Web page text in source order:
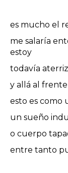
es mucho el
me salaría
estoy
todavía
y allá al
esto es como
un sueño
o cuerpo
entre tanto